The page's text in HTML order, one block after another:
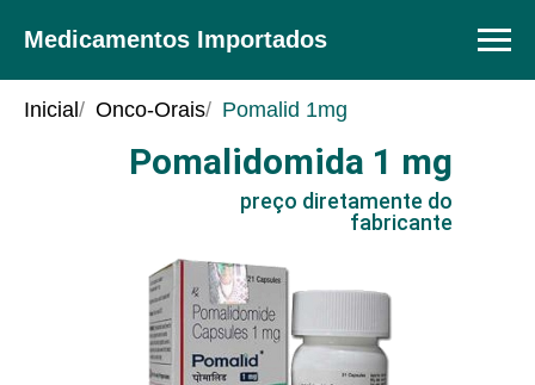
Medicamentos Importados
Inicial / Onco-Orais/ Pomalid 1mg
Pomalidomida 1 mg
preço
preço diretamente do
fabricante